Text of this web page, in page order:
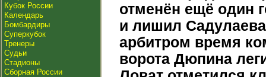
Кубок России
Календарь
Бомбардиры
Суперкубок
Тренеры
Судьи
Стадионы
Сборная России
отменён ещё один
и лишил
арбитром время
ворота Дюпина